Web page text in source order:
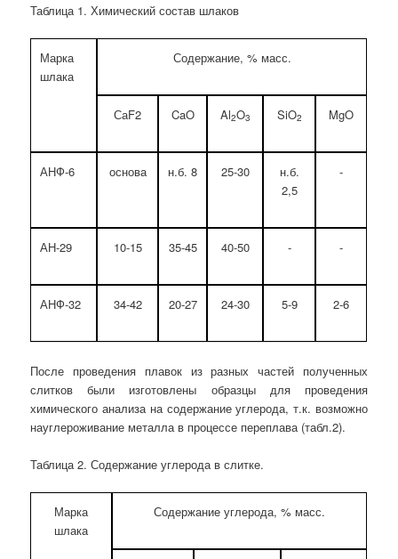
Таблица 1. Химический состав шлаков
Марка
шлака
Содержание, % масс.
СаF2 CaO Al2O3 SiO2 MgO
АНФ-6 основа н.б. 8 25-30
н.б.
2,5
-
АН-29 10-15 35-45 40-50 - -
АНФ-32 34-42 20-27 24-30 5-9 2-6
После проведения плавок из разных частей полученных
слитков были изготовлены образцы для проведения
химического анализа на содержание углерода, т.к. возможно
науглероживание металла в процессе переплава (табл.2).
Таблица 2. Содержание углерода в слитке.
Марка
шлака
Содержание углерода, % масс.